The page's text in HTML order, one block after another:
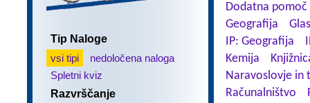
Tip Naloge
vsi tipi
nedoločena naloga
Spletni kviz
Razvrščanje
Dodatna
Geografija
IP: Geografija
Kemija
Naravoslovje in
Računalništvo